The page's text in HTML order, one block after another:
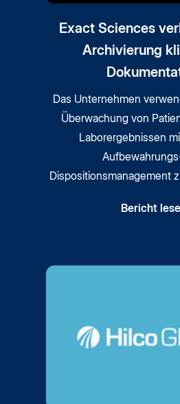
Exact Sciences
Archivierung
Das Unternehmen
Überwachung von
Laborergebnissen
Dispositionsmanagement
Bericht